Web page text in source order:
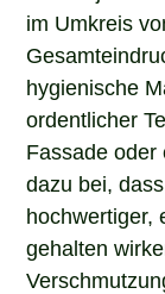
im Umkreis
hygienische
ordentlicher
Fassade oder
dazu bei,
hochwertiger,
gehalten